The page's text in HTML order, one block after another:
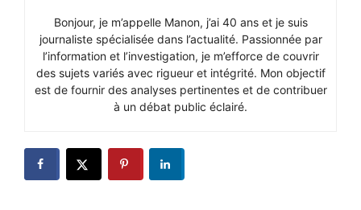
Bonjour, je m’appelle Manon, j’ai 40 ans et je suis
journaliste spécialisée dans l’actualité. Passionnée par
l’information et l’investigation, je m’efforce de couvrir
des sujets variés avec rigueur et intégrité. Mon objectif
est de fournir des analyses pertinentes et de contribuer
à un débat public éclairé.